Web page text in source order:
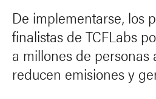
De implementarse, los
finalistas de TCFLabs
a millones de personas
reducen emisiones y